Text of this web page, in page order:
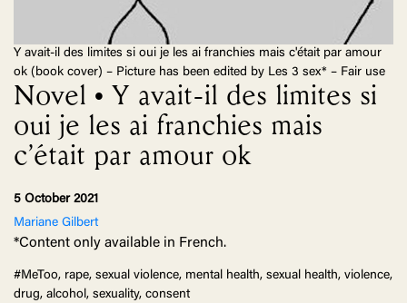
Y avait-il des limites si oui je les ai franchies mais c'était par amour
ok (book cover) – Picture has been edited by Les 3 sex* – Fair use
Novel • Y avait-il des limites si
oui je les ai franchies mais
c’était par amour ok
5 October 2021
Mariane Gilbert
*Content only available in French.
#MeToo, rape, sexual violence, mental health, sexual health, violence,
drug, alcohol, sexuality, consent